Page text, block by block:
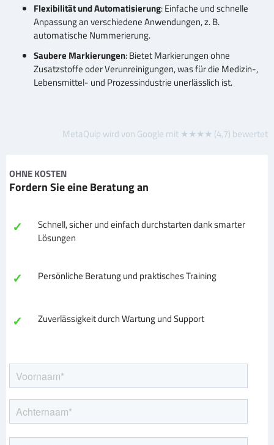
Flexibilität und Automatisierung: Einfache und schnelle
Anpassung an verschiedene Anwendungen, z. B.
automatische Nummerierung.
Saubere Markierungen: Bietet Markierungen ohne
Zusatzstoffe oder Verunreinigungen, was für die Medizin-,
Lebensmittel- und Prozessindustrie unerlässlich ist.
MetaQuip wird von Google mit ★★★★ (4,7) bewertet
OHNE KOSTEN
Fordern Sie eine Beratung an
✓
Schnell, sicher und einfach durchstarten dank smarter
Lösungen
✓ Persönliche Beratung und praktisches Training
✓ Zuverlässigkeit durch Wartung und Support